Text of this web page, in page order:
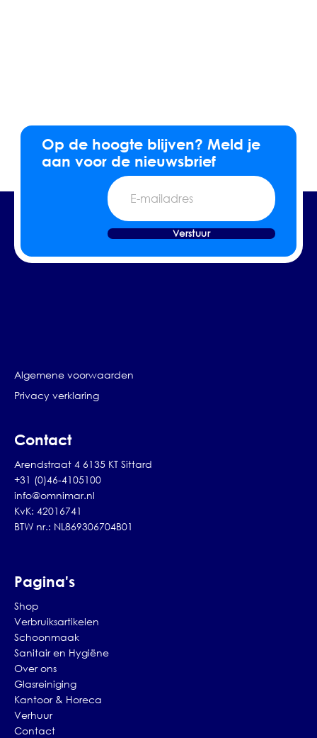
Op de hoogte blijven? Meld je
aan voor de nieuwsbrief
E-
mailadres
Verstuur
Algemene voorwaarden
Privacy verklaring
Contact
Arendstraat 4 6135 KT Sittard
+31 (0)46-4105100
info@omnimar.nl
KvK: 42016741
BTW nr.: NL869306704B01
Pagina's
Shop
Verbruiksartikelen
Schoonmaak
Sanitair en Hygiëne
Over ons
Glasreiniging
Kantoor & Horeca
Verhuur
Contact